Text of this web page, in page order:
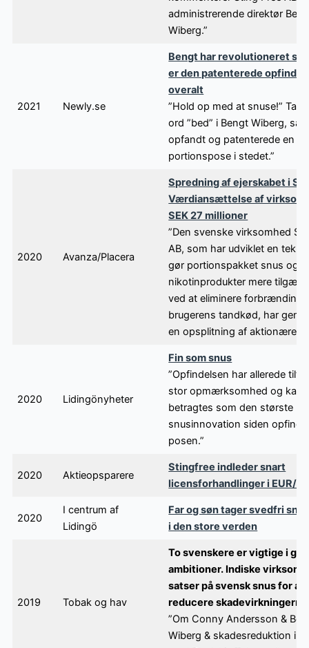
administrerende direktør
Wiberg.”
2021 Newly.se
Bengt har revolutioneret
er den patenterede
overalt
”Hold op med at snuse!”
ord ”bed” i Bengt Wiberg, så
opfandt og patenterede en
portionspose i stedet.”
2020 Avanza/Placera
Spredning af ejerskabet i
Værdiansættelse af
SEK 27 millioner
”Den svenske virksomhed
AB, som har udviklet en
gør portionspakket snus og
nikotinprodukter mere
ved at eliminere
brugerens tandkød, har
en opsplitning af
2020 Lidingönyheter
Fin som snus
”Opfindelsen har allerede
stor opmærksomhed og kan
betragtes som den største
snusinnovation siden
posen.”
2020 Aktieopsparere
Stingfree indleder snart
licensforhandlinger i EUR/
2020
I centrum af
Lidingö
Far og søn tager svedfri
i den store verden
2019 Tobak og hav
To svenskere er vigtige i
ambitioner. Indiske
satser på svensk snus for at
reducere skadevirkningerne
”Om Conny Andersson &
Wiberg & skadesreduktion i